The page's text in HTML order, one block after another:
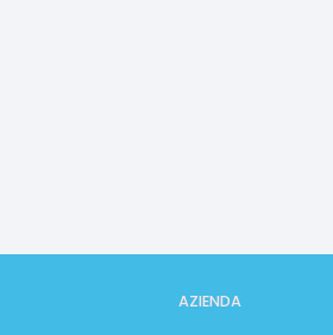
AZIENDA